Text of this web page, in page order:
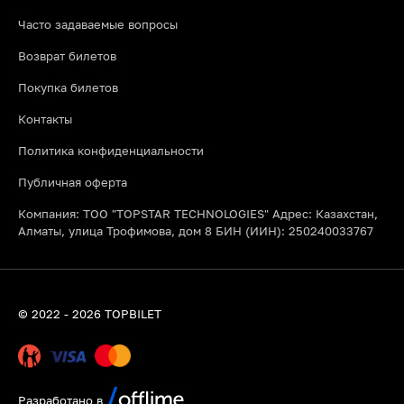
Часто задаваемые вопросы
Возврат билетов
Покупка билетов
Контакты
Политика конфиденциальности
Публичная оферта
Компания: ТОО "TOPSTAR TECHNOLOGIES" Адрес: Казахстан,
Алматы, улица Трофимова, дом 8 БИН (ИИН): 250240033767
© 2022 - 2026 TOPBILET
Разработано в